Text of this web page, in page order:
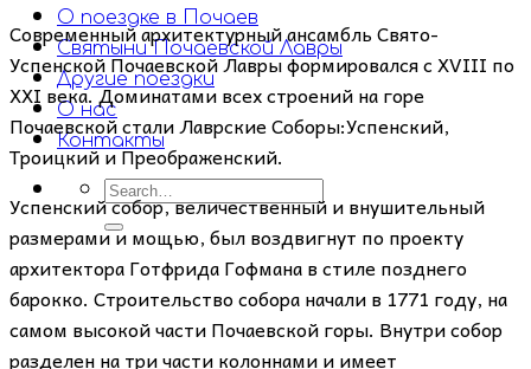
О поездке в Почаев
Святыни Почаевской Лавры
Другие поездки
О нас
Контакты
Современный архитектурный ансамбль Свято-
Успенской Почаевской Лавры формировался с XVIII по
XXI века. Доминатами всех строений на горе
Почаевской стали Лаврские Соборы:Успенский,
Троицкий и Преображенский.
Успенский собор, величественный и внушительный
размерами и мощью, был воздвигнут по проекту
архитектора Готфрида Гофмана в стиле позднего
барокко. Строительство собора начали в 1771 году, на
самом высокой части Почаевской горы. Внутри собор
разделен на три части колоннами и имеет